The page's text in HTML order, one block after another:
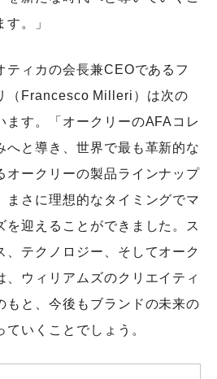
。」
ティカの会長兼CEOであるフ
（Francesco Milleri）は次の
ます。「オークリーのAFAコレ
へと導き、世界で最も革新的な
オークリーの製品ラインナップ
まさに理想的なタイミングでマ
を迎えることができました。ス
、テクノロジー、そしてオーク
、ウィリアムズのクリエイティ
もと、今後もブランドの未来の
いくことでしょう。